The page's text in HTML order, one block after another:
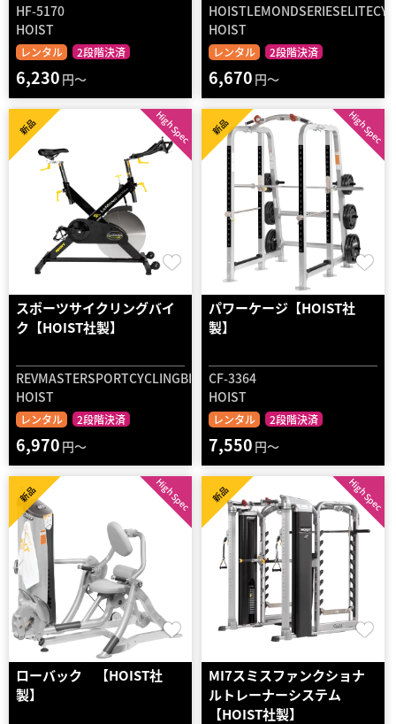
HF-5170
HOIST
レンタル 2段階決済
6,230 円～
HOIST
レンタル 2段階決済
6,670 円～
スポーツサイクリングバイ
ク【HOIST社製】
REVMASTERSPORTCYCLINGBIKE
HOIST
レンタル 2段階決済
High Spec
新品
6,970 円～
パワーケージ【HOIST社
製】
CF-3364
HOIST
レンタル 2段階決済
High Spec
新品
7,550 円～
ローバック 【HOIST社
製】
High Spec
新品
MI7スミスファンクショナ
ルトレーナーシステム
【HOIST社製】
High Spec
新品